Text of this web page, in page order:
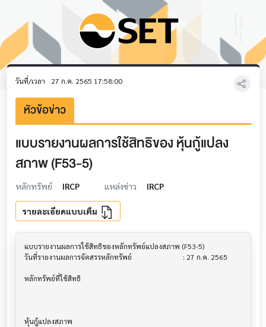
วันที่/เวลา 27 ก.ค. 2565 17:58:00
หัวข้อข่าว
แบบรายงานผลการใช้สิทธิของ หุ้นกู้แปลง
สภาพ (F53-5)
หลักทรัพย์ IRCP แหล่งข่าว IRCP
รายละเอียดแบบเต็ม
แบบรายงานผลการใช้สิทธิของหลักทรัพย์แปลงสภาพ (F53-5)
วันที่รายงานผลการจัดสรรหลักทรัพย์        			 : 27 ก.ค. 2565
หลักทรัพย์ที่ใช้สิทธิ
หุ้นกู้แปลงสภาพ